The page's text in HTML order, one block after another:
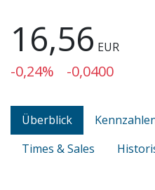
16,56 EUR
-0,24% -0,0400
Überblick
Times & Sales